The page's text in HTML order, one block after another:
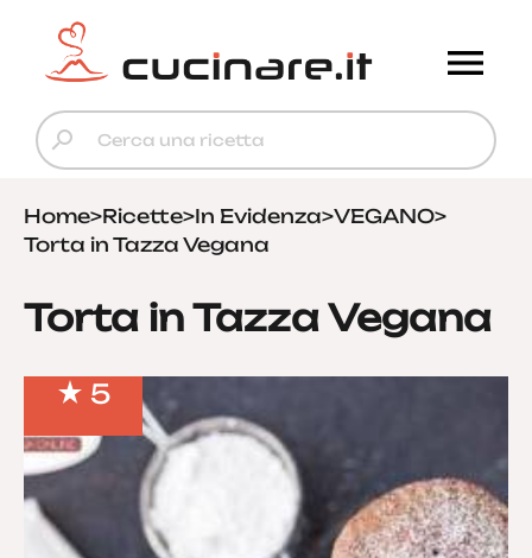
Home>Ricette>In Evidenza>VEGANO>
Torta in Tazza Vegana
Torta in Tazza Vegana
5